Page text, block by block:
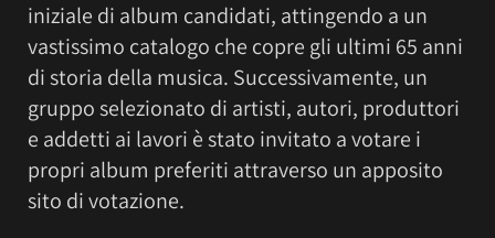
iniziale di album candidati, attingendo a un
vastissimo catalogo che copre gli ultimi 65 anni
di storia della musica. Successivamente, un
gruppo selezionato di artisti, autori, produttori
e addetti ai lavori è stato invitato a votare i
propri album preferiti attraverso un apposito
sito di votazione.